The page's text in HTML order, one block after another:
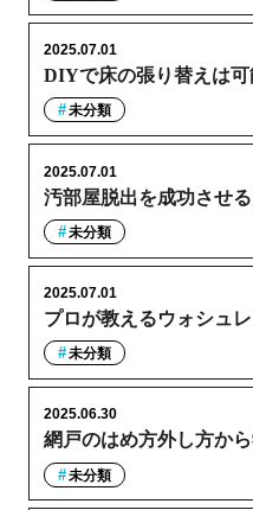
DIYで床の張り替えは
2025.07.01
未分類
汚部屋脱出を成功させ
2025.07.01
未分類
プロが教えるウォシュ
2025.07.01
未分類
網戸のはめ方外し方か
2025.06.30
未分類